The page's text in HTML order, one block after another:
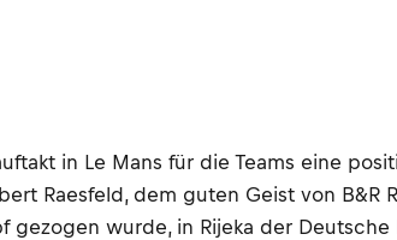
in Le Mans für die Teams eine
Raesfeld, dem guten Geist von B&R
gezogen wurde, in Rijeka der